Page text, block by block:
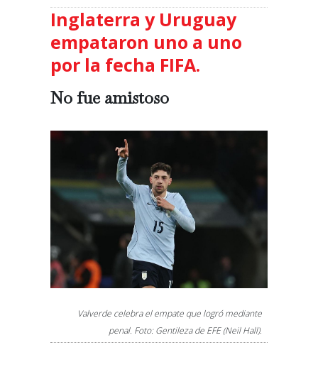
Inglaterra y Uruguay
empataron uno a uno
por la fecha FIFA.
No fue amistoso
Valverde celebra el empate que logró mediante
penal. Foto: Gentileza de EFE (Neil Hall).